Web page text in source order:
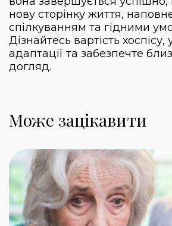
нову сторінку життя,
спілкуванням та гідними
Дізнайтесь вартість хоспісу,
адаптації та забезпечте
догляд.
Може зацікавити